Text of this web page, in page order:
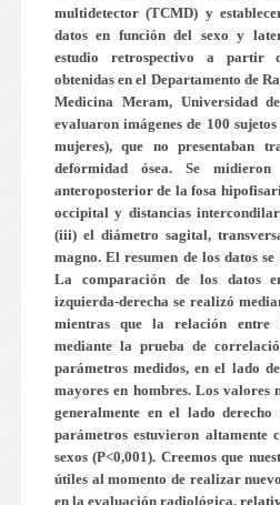
multidetector (TCMD) y
datos en función del sexo y
estudio retrospectivo a partir
obtenidas en el Departamento de
Medicina Meram, Universidad
evaluaron imágenes de 100
mujeres), que no presentaban
deformidad ósea. Se
anteroposterior de la fosa
occipital y distancias
(iii) el diámetro sagital,
magno. El resumen de los datos
La comparación de los datos
izquierda-derecha se realizó
mientras que la relación entre
mediante la prueba de
parámetros medidos, en el lado
mayores en hombres. Los valores
generalmente en el lado derecho
parámetros estuvieron altamente
sexos (P<0,001). Creemos que
útiles al momento de realizar
en la evaluación radiológica,